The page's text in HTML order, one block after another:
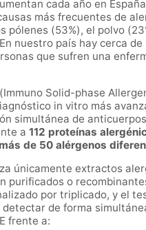
cada año en
más frecuentes de
pólenes (53%), el polvo
nuestro país hay cerca de
que sufren una
(Immuno Solid-phase
in vitro más
simultánea de
a 112 proteínas
de 50 alérgenos
únicamente extractos
purificados o
por triplicado, y el
de forma
frente a: